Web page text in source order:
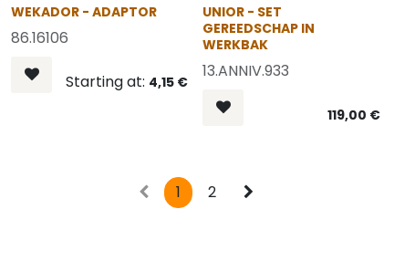
OP = OP
WEKADOR - ADAPTOR
86.16106
Starting at: 4,15 €
UNIOR - SET
GEREEDSCHAP IN
WERKBAK
13.ANNIV.933
119,00 €
1 2